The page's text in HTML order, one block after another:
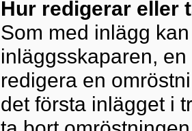
Hur redigerar eller
Som med inlägg
inläggsskaparen,
redigera en
det första inlägget i